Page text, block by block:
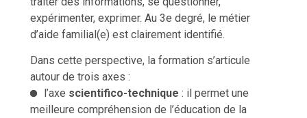
expérimenter, exprimer. Au 3e degré, le métier
d’aide familial(e) est clairement identifié.
Dans cette perspective, la formation s’articule
autour de trois axes :
l’axe scientifico-technique : il permet une
meilleure compréhension de l’éducation de la